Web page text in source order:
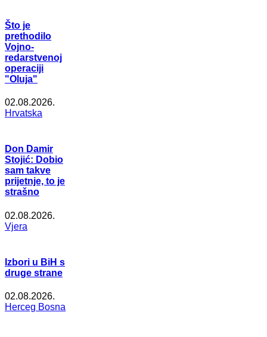
Što je
prethodilo
Vojno-
redarstvenoj
operaciji
"Oluja"
02.08.2026.
Hrvatska
Don Damir
Stojić: Dobio
sam takve
prijetnje, to je
strašno
02.08.2026.
Vjera
Izbori u BiH s
druge strane
02.08.2026.
Herceg Bosna